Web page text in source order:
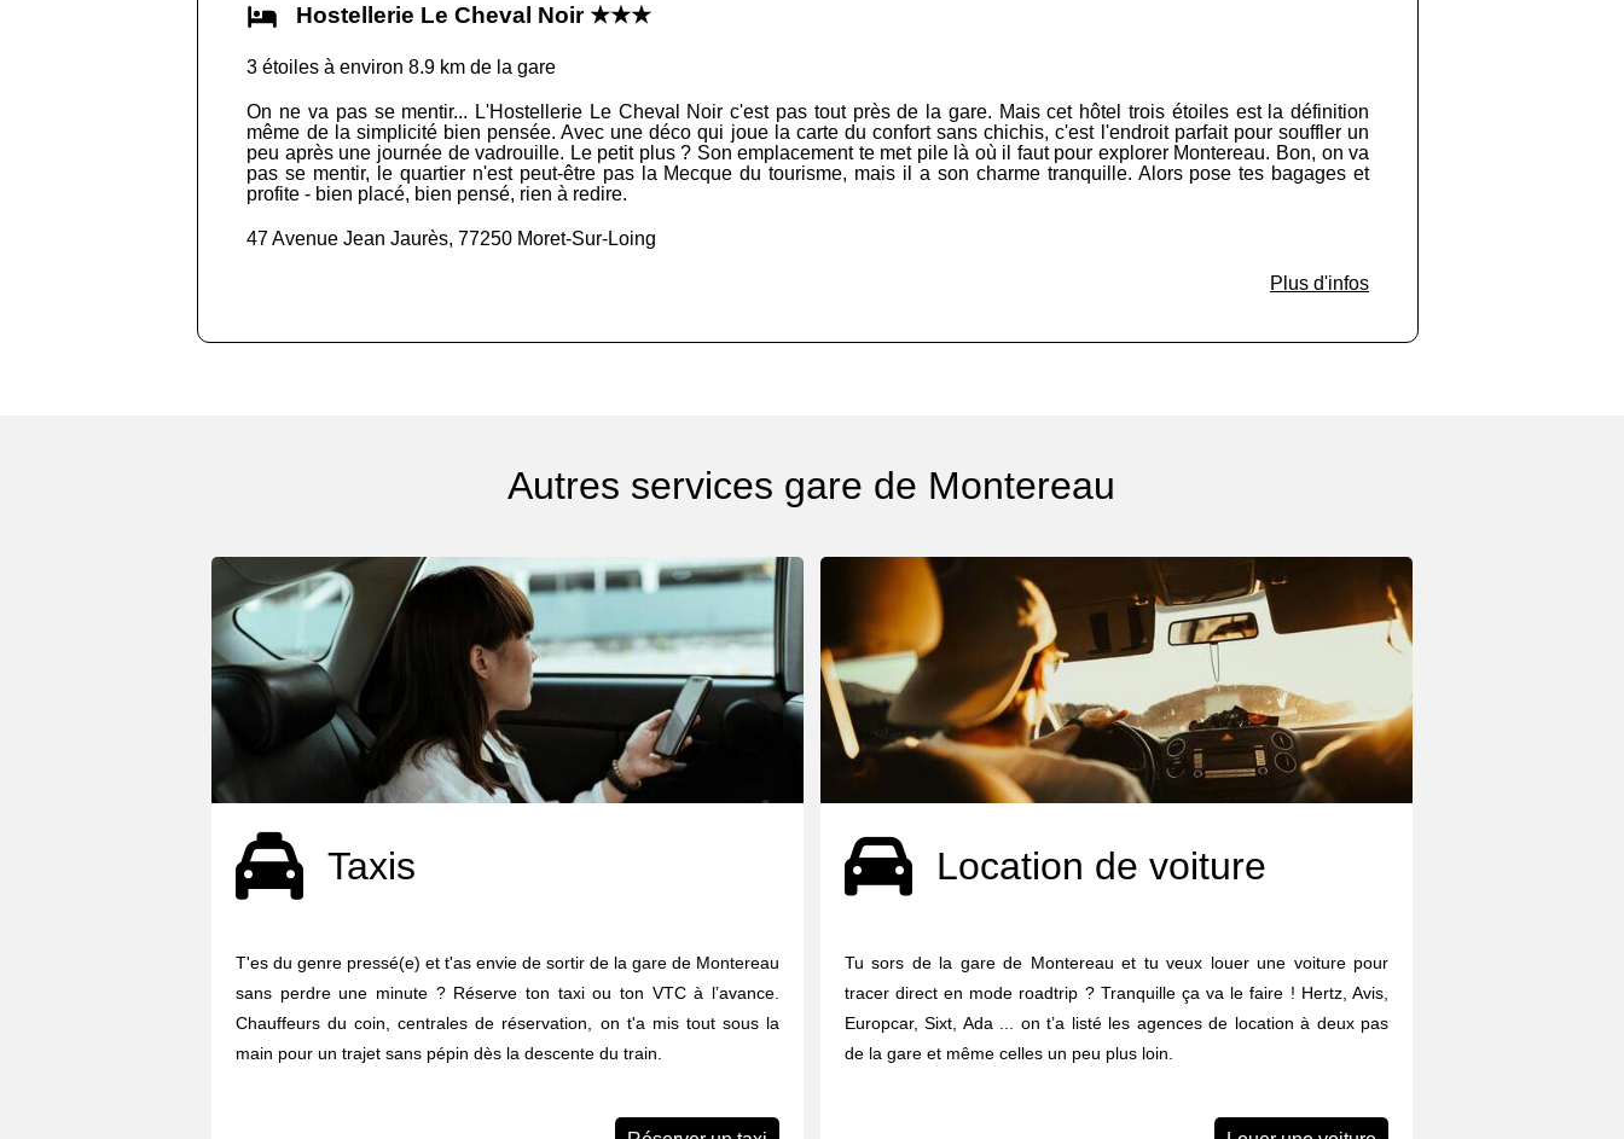
Hostellerie Le Cheval Noir ★★★
3 étoiles à environ 8.9 km de la gare
On ne va pas se mentir... L'Hostellerie Le Cheval Noir c'est pas tout près de la gare. Mais cet hôtel trois étoiles est la définition
même de la simplicité bien pensée. Avec une déco qui joue la carte du confort sans chichis, c'est l'endroit parfait pour souffler un
peu après une journée de vadrouille. Le petit plus ? Son emplacement te met pile là où il faut pour explorer Montereau. Bon, on va
pas se mentir, le quartier n'est peut-être pas la Mecque du tourisme, mais il a son charme tranquille. Alors pose tes bagages et
profite - bien placé, bien pensé, rien à redire.
47 Avenue Jean Jaurès, 77250 Moret-Sur-Loing
Plus d'infos
Autres services gare de Montereau
Taxis
T'es du genre pressé(e) et t'as envie de sortir de la gare de Montereau
sans perdre une minute ? Réserve ton taxi ou ton VTC à l’avance.
Chauffeurs du coin, centrales de réservation, on t'a mis tout sous la
main pour un trajet sans pépin dès la descente du train.
Location de voiture
Tu sors de la gare de Montereau et tu veux louer une voiture pour
tracer direct en mode roadtrip ? Tranquille ça va le faire ! Hertz, Avis,
Europcar, Sixt, Ada ... on t’a listé les agences de location à deux pas
de la gare et même celles un peu plus loin.